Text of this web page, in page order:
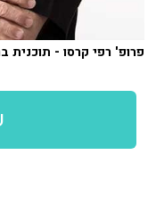
פרופ' רפי קרסו - תוכנית